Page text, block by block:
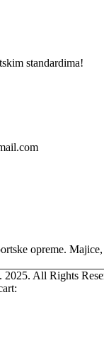
standardima!
opreme.
All Rights